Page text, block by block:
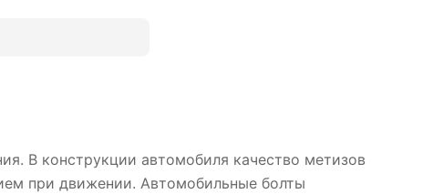
В конструкции автомобиля качество метизов
при движении. Автомобильные болты